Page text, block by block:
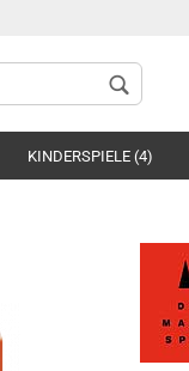
KINDERSPIELE (4)